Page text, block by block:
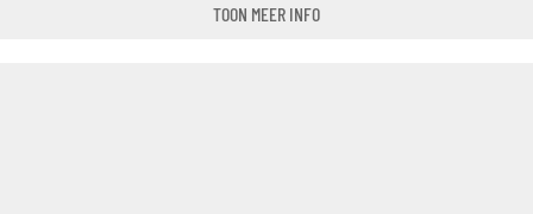
TOON MEER INFO